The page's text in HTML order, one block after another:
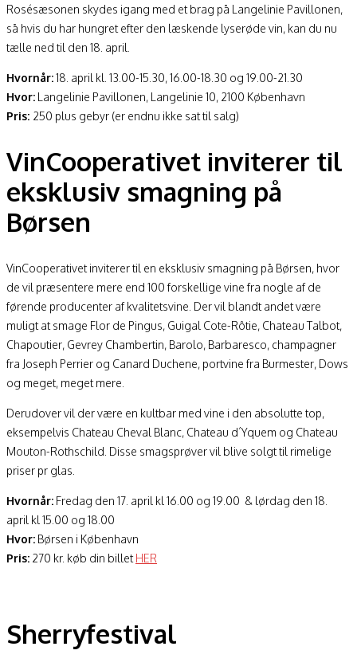
Rosésæsonen skydes igang med et brag på Langelinie Pavillonen,
så hvis du har hungret efter den læskende lyserøde vin, kan du nu
tælle ned til den 18. april.
Hvornår:18. april kl. 13.00-15.30, 16.00-18.30 og 19.00-21.30
Hvor: Langelinie Pavillonen, Langelinie 10, 2100 København
Pris: 250 plus gebyr (er endnu ikke sat til salg)
VinCooperativet inviterer til
eksklusiv smagning på
Børsen
VinCooperativet inviterer til en eksklusiv smagning på Børsen, hvor
de vil præsentere mere end 100 forskellige vine fra nogle af de
førende producenter af kvalitetsvine. Der vil blandt andet være
muligt at smage Flor de Pingus, Guigal Cote-Rôtie, Chateau Talbot,
Chapoutier, Gevrey Chambertin, Barolo, Barbaresco, champagner
fra Joseph Perrier og Canard Duchene, portvine fra Burmester, Dows
og meget, meget mere.
Derudover vil der være en kultbar med vine i den absolutte top,
eksempelvis Chateau Cheval Blanc, Chateau d´Yquem og Chateau
Mouton-Rothschild. Disse smagsprøver vil blive solgt til rimelige
priser pr glas.
Hvornår: Fredag den 17. april kl 16.00 og 19.00 & lørdag den 18.
april kl 15.00 og 18.00
Hvor: Børsen i København
Pris: 270 kr. køb din billetHER
Sherryfestival